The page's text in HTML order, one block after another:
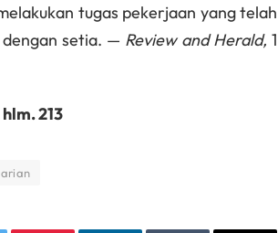
tugas pekerjaan yang telah
setia. — Review and Herald, 1
213